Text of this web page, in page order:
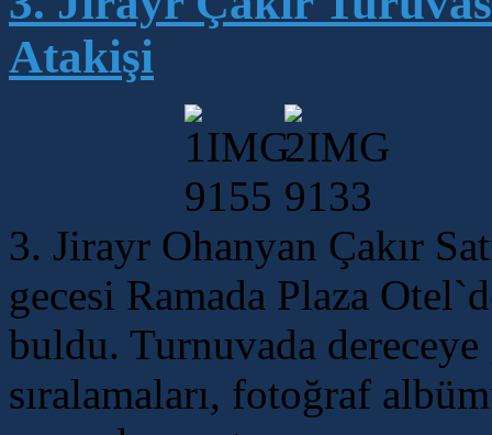
Atakişi
3. Jirayr Ohanyan Çakır
gecesi Ramada Plaza
buldu. Turnuvada
sıralamaları, fotoğraf